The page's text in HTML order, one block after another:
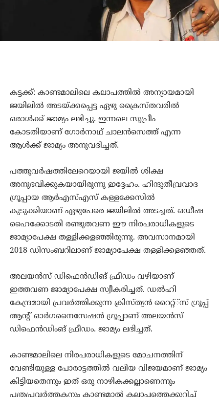
കട്ടക്ക്: കാണ്ടമാലിലെ കലാപത്തില്‍ അന്യായമായി
ജയിലില്‍ അടയ്ക്കപ്പെട്ട ഏഴു ക്രൈസ്തവരില്‍
ഒരാള്‍ക്ക് ജാമ്യം ലഭിച്ചു. ഇന്നലെ സുപ്രീം
കോടതിയാണ് ഗോര്‍നാഥ് ചാലന്‍സെത്ത് എന്ന
ആള്‍ക്ക് ജാമ്യം അനുവദിച്ചത്.
പത്തുവര്‍ഷത്തിലേറെയായി ജയില്‍ ശിക്ഷ
അനുഭവിക്കുകയായിരുന്നു ഇദ്ദേഹം. ഹിന്ദുതീവ്രവാദ
ഗ്രൂപ്പായ ആര്‍എസ്എസ് കള്ളക്കേസില്‍
കുടുക്കിയാണ് ഏഴുപേരെ ജയിലില്‍ അടച്ചത്. ഒഡീഷ
ഹൈക്കോടതി രണ്ടുതവണ ഈ നിരപരാധികളുടെ
ജാമ്യാപേക്ഷ തള്ളിക്കളഞ്ഞിരുന്നു. അവസാനമായി
2018 ഡിസംബറിലാണ് ജാമ്യാപേക്ഷ തള്ളിക്കളഞ്ഞത്.
അലയന്‍സ് ഡിഫെന്‍ഡിങ് ഫ്രീഡം വഴിയാണ്
ഇത്തവണ ജാമ്യാപേക്ഷ സ്വീകരിച്ചത്. ഡല്‍ഹി
കേന്ദ്രമായി പ്രവര്‍ത്തിക്കുന്ന ക്രിസ്ത്യന്‍ റൈറ്റ്്‌സ് ഗ്രൂപ്പ്
ആന്റ് ഓര്‍ഗനൈസേഷന്‍ ഗ്രൂപ്പാണ് അലയന്‍സ്
ഡിഫെന്‍ഡിംങ് ഫ്രീഡം. ജാമ്യം ലഭിച്ചത്.
കാണ്ടമാലിലെ നിരപരാധികളുടെ മോചനത്തിന്
വേണ്ടിയുള്ള പോരാട്ടത്തില്‍ വലിയ വിജയമാണ് ജാമ്യം
കിട്ടിയതെന്നും ഇത് ഒരു നാഴികക്കല്ലാണെന്നും